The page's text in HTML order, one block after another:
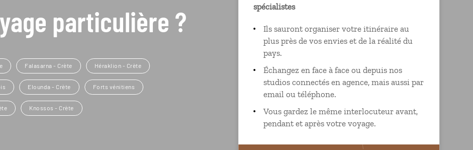
particulière ?
Falasarna - Crète Héraklion - Crète
Elounda - Crète Forts vénitiens
Knossos - Crète
spécialistes
Ils sauront organiser votre itinéraire au
plus près de vos envies et de la réalité du
pays.
Échangez en face à face ou depuis nos
studios connectés en agence, mais aussi par
email ou téléphone.
Vous gardez le même interlocuteur avant,
pendant et après votre voyage.